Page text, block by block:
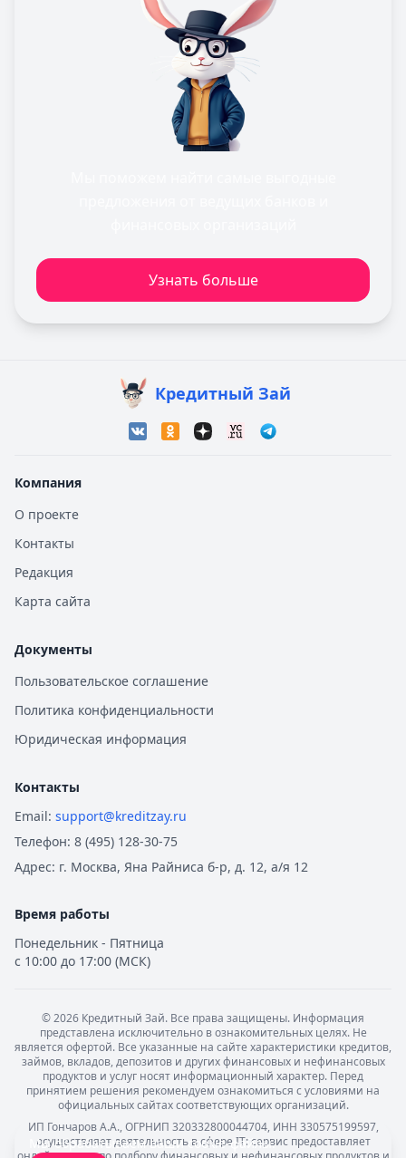
Узнать больше
Кредитный Зай
Компания
О проекте
Контакты
Редакция
Карта сайта
Документы
Пользовательское соглашение
Политика конфиденциальности
Юридическая информация
Контакты
Email: support@kreditzay.ru
Телефон: 8 (495) 128-30-75
Адрес: г. Москва, Яна Райниса б-р, д. 12, а/я 12
Время работы
Понедельник - Пятница
с 10:00 до 17:00 (МСК)
©2026 Кредитный Зай. Все права защищены. Информация
представлена исключительно в ознакомительных целях. Не
является офертой. Все указанные на сайте характеристики кредитов,
займов, вкладов, депозитов и других финансовых и нефинансовых
продуктов и услуг носят информационный характер. Перед
принятием решения рекомендуем ознакомиться с условиями на
официальных сайтах соответствующих организаций.
ИП Гончаров А.А., ОГРНИП 320332800044704, ИНН 330575199597,
осуществляет деятельность в сфере IT: сервис предоставляет
Мы обрабатываем ваши cookie-файлы.